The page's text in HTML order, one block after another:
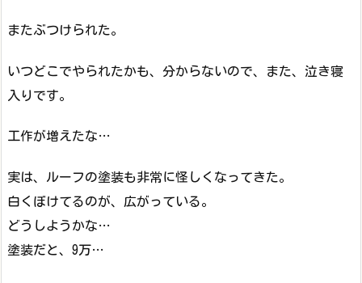
またぶつけられた。
いつどこでやられたかも、分からないので、また、泣き寝
入りです。
工作が増えたな…
実は、ルーフの塗装も非常に怪しくなってきた。
白くぼけてるのが、広がっている。
どうしようかな…
塗装だと、9万…